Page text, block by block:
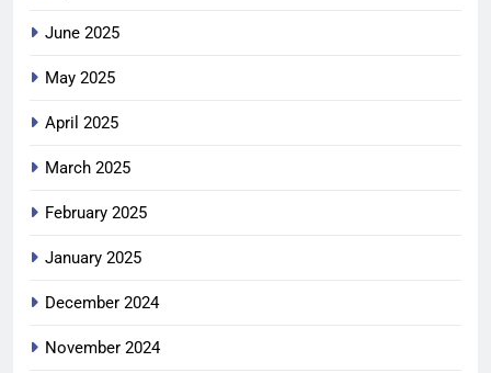
June 2025
May 2025
April 2025
March 2025
February 2025
January 2025
December 2024
November 2024